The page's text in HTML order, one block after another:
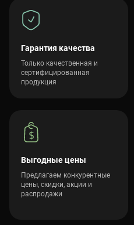
Гарантия качества
Только качественная и
сертифицированная
продукция
Выгодные цены
Предлагаем конкурентные
цены, скидки, акции и
распродажи